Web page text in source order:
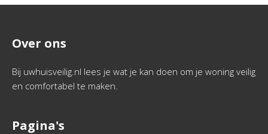
Over ons
Bij uwhuisveilig.nl lees je wat je kan doen om je woning veilig
en comfortabel te maken.
Pagina's